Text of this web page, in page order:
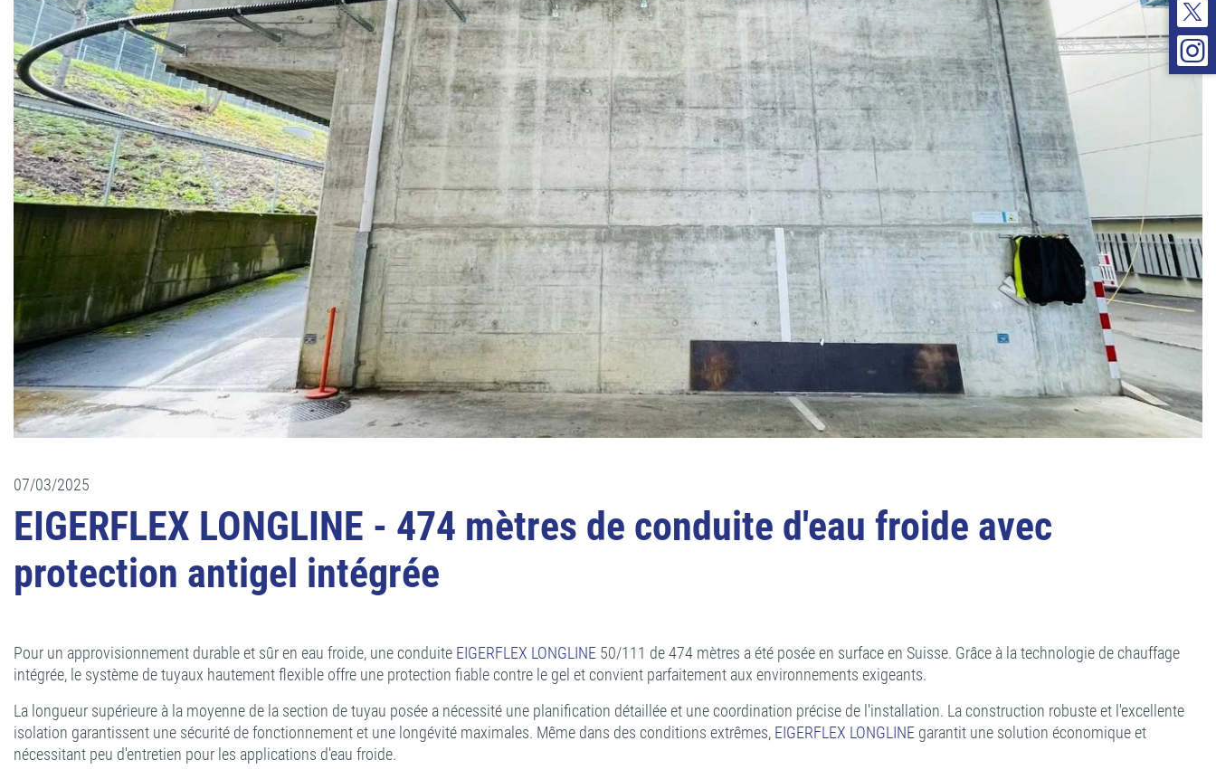
07/03/2025
EIGERFLEX LONGLINE - 474 mètres de conduite d'eau froide avec
protection antigel intégrée
Pour un approvisionnement durable et sûr en eau froide, une conduite EIGERFLEX LONGLINE 50/111 de 474 mètres a été posée en surface en Suisse. Grâce à la technologie de chauffage
intégrée, le système de tuyaux hautement flexible offre une protection fiable contre le gel et convient parfaitement aux environnements exigeants.
La longueur supérieure à la moyenne de la section de tuyau posée a nécessité une planification détaillée et une coordination précise de l'installation. La construction robuste et l'excellente
isolation garantissent une sécurité de fonctionnement et une longévité maximales. Même dans des conditions extrêmes, EIGERFLEX LONGLINE garantit une solution économique et
nécessitant peu d'entretien pour les applications d'eau froide.